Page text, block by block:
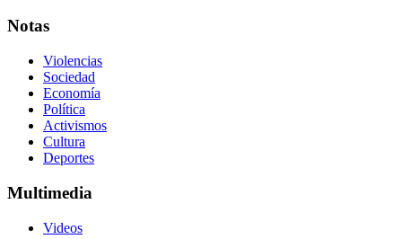
Notas
Violencias
Sociedad
Economía
Política
Activismos
Cultura
Deportes
Multimedia
Videos